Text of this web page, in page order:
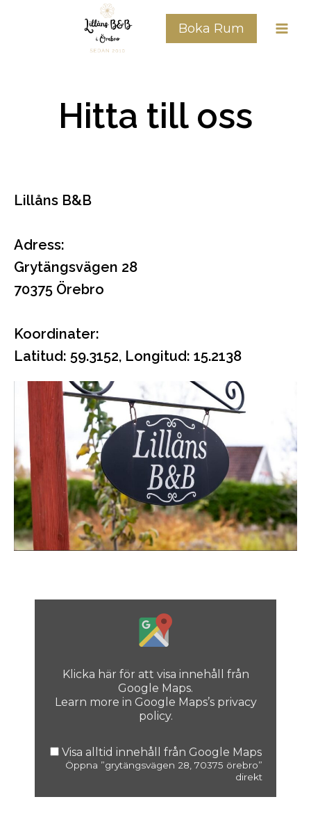
Boka Rum
Hitta till oss
Lillåns B&B
Adress:
Grytängsvägen 28
70375 Örebro
Koordinater:
Latitud: 59.3152, Longitud: 15.2138
Klicka här för att visa innehåll från
Google Maps.
Learn more in Google Maps’s privacy
policy.
Visa alltid innehåll från Google Maps
Öppna ”grytängsvägen 28, 70375 örebro”
direkt